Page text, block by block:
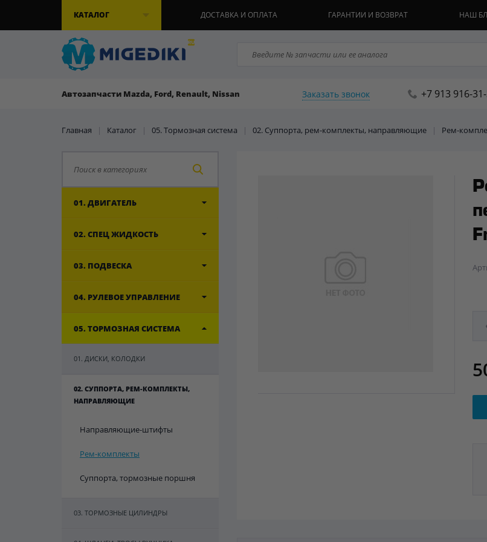
КАТАЛОГ ДОСТАВКА И ОПЛАТА ГАРАНТИИ И ВОЗВРАТ НАШ
Автозапчасти Mazda, Ford, Renault, Nissan Заказать звонок +7 913 916-
Главная | Каталог | 05. Тормозная система | 02. Суппорта, рем-комплекты, направляющие | Рем-
01. ДВИГАТЕЛЬ
02. СПЕЦ ЖИДКОСТЬ
03. ПОДВЕСКА
04. РУЛЕВОЕ УПРАВЛЕНИЕ
05. ТОРМОЗНАЯ СИСТЕМА
01. ДИСКИ, КОЛОДКИ
02. СУППОРТА, РЕМ-КОМПЛЕКТЫ,
НАПРАВЛЯЮЩИЕ
Направляющие-штифты
Рем-комплекты
Суппорта, тормозные поршня
03. ТОРМОЗНЫЕ ЦИЛИНДРЫ